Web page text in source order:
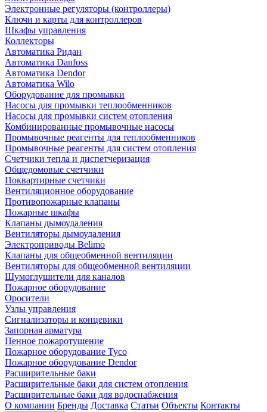
Электронные регуляторы (контроллеры)
Ключи и карты для контроллеров
Шкафы управления
Коллекторы
Автоматика Ридан
Автоматика Danfoss
Автоматика Dendor
Автоматика Wilo
Оборудование для промывки
Насосы для промывки теплообменников
Насосы для промывки систем отопления
Комбинированные промывочные насосы
Промывочные реагенты для теплообменников
Промывочные реагенты для систем отопления
Счетчики тепла и диспетчеризация
Общедомовые счетчики
Поквартирные счетчики
Вентиляционное оборудование
Противопожарные клапаны
Пожарные шкафы
Клапаны дымоудаления
Вентиляторы дымоудаления
Электроприводы Belimo
Клапаны для общеобменной вентиляции
Вентиляторы для общеобменной вентиляции
Шумоглушители для каналов
Пожарное оборудование
Оросители
Узлы управления
Сигнализаторы и концевики
Запорная арматура
Пенное пожаротушение
Пожарное оборудование Tyco
Пожарное оборудование Dendor
Расширительные баки
Расширительные баки для систем отопления
Расширительные баки для водоснабжения
О компании Бренды Доставка Статьи Объекты Контакты